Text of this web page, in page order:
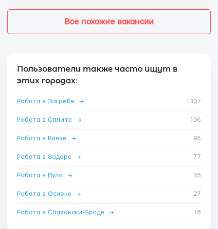
Все похожие вакансии
Пользователи также часто ищут в
этих городах:
Работа в Загребе → 1307
Работа в Сплите → 106
Работа в Риеке → 95
Работа в Задаре → 77
Работа в Пула → 35
Работа в Осиеке → 27
Работа в Славонски-Броде → 18